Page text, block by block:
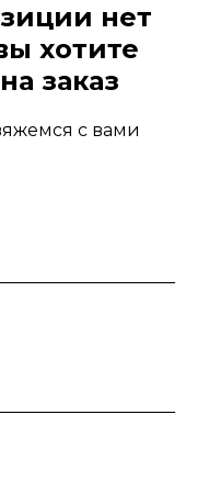
нет
хотите
заказ
с вами